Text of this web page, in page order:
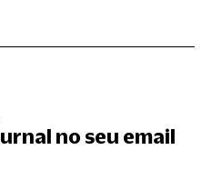
no seu email